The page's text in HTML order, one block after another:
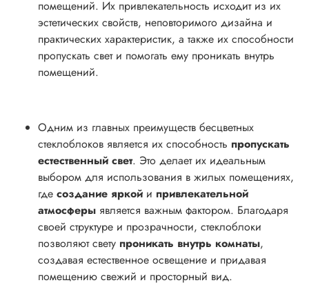
помещений. Их привлекательность исходит из их
эстетических свойств, неповторимого дизайна и
практических характеристик, а также их способности
пропускать свет и помогать ему проникать внутрь
помещений.
Одним из главных преимуществ бесцветных
стеклоблоков является их способность пропускать
естественный свет. Это делает их идеальным
выбором для использования в жилых помещениях,
где создание яркой и привлекательной
атмосферы является важным фактором. Благодаря
своей структуре и прозрачности, стеклоблоки
позволяют свету проникать внутрь комнаты,
создавая естественное освещение и придавая
помещению свежий и просторный вид.